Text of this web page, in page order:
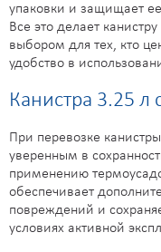
упаковки и защищает
Все это делает
выбором для тех, кто
удобство в
Канистра 3.25 л
При перевозке
уверенным в
применению
обеспечивает
повреждений и
условиях активной